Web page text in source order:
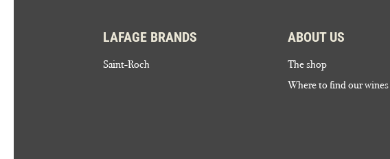
LAFAGE BRANDS
Saint-Roch
ABOUT US
The shop
Where to find our wines